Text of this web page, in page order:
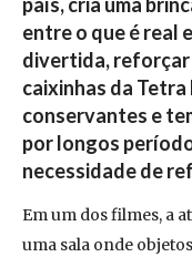
entre o que é real
divertida, reforçar
caixinhas da Tetra
conservantes e
por longos
necessidade de
Em um dos filmes, a
uma sala onde